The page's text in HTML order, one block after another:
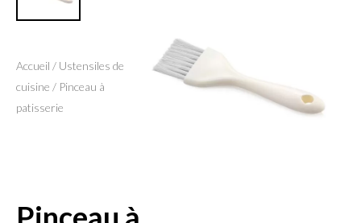
Accueil / Ustensiles de
cuisine / Pinceau à
patisserie